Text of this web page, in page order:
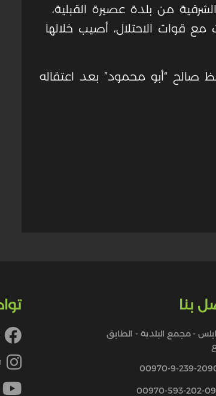
من بلدة عصيرة القبلية،
قوات الاحتلال، أصيب خلالها
صالح “أبو محمود” بعد اعتقاله
بنا
- مجمع البلدية - الطابق
00970-9-239-
00970-593-202-